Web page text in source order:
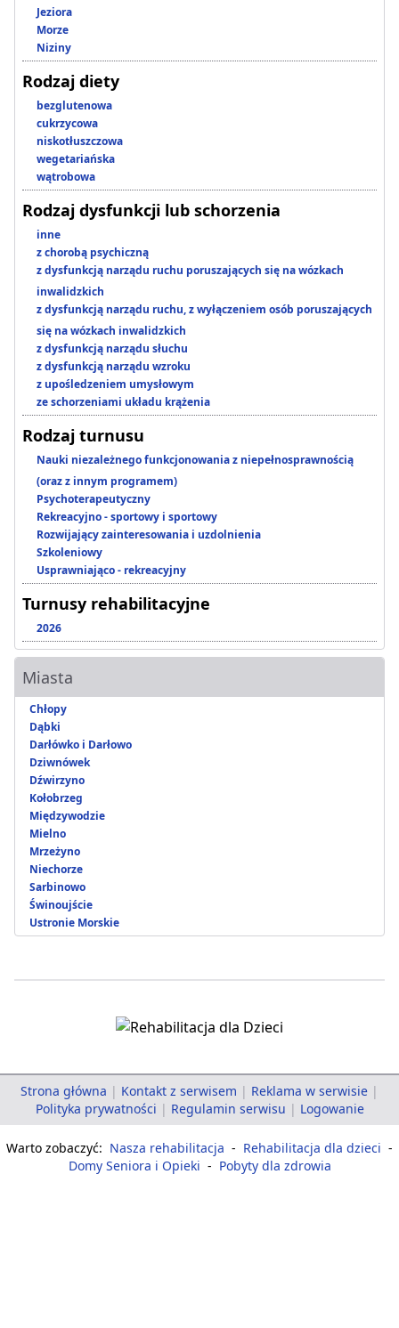
Jeziora
Morze
Niziny
Rodzaj diety
bezglutenowa
cukrzycowa
niskotłuszczowa
wegetariańska
wątrobowa
Rodzaj dysfunkcji lub schorzenia
inne
z chorobą psychiczną
z dysfunkcją narządu ruchu poruszających się na wózkach
inwalidzkich
z dysfunkcją narządu ruchu, z wyłączeniem osób poruszających
się na wózkach inwalidzkich
z dysfunkcją narządu słuchu
z dysfunkcją narządu wzroku
z upośledzeniem umysłowym
ze schorzeniami układu krążenia
Rodzaj turnusu
Nauki niezależnego funkcjonowania z niepełnosprawnością
(oraz z innym programem)
Psychoterapeutyczny
Rekreacyjno - sportowy i sportowy
Rozwijający zainteresowania i uzdolnienia
Szkoleniowy
Usprawniająco - rekreacyjny
Turnusy rehabilitacyjne
2026
Miasta
Chłopy
Dąbki
Darłówko i Darłowo
Dziwnówek
Dźwirzyno
Kołobrzeg
Międzywodzie
Mielno
Mrzeżyno
Niechorze
Sarbinowo
Świnoujście
Ustronie Morskie
Strona główna | Kontakt z serwisem | Reklama w serwisie |
Polityka prywatności | Regulamin serwisu | Logowanie
Warto zobaczyć: Nasza rehabilitacja - Rehabilitacja dla dzieci -
Domy Seniora i Opieki - Pobyty dla zdrowia